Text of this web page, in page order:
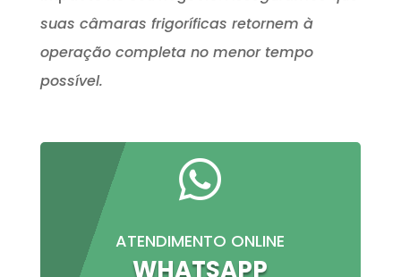
suas câmaras frigoríficas retornem à
operação completa no menor tempo
possível.

ATENDIMENTO ONLINE
WHATSAPP